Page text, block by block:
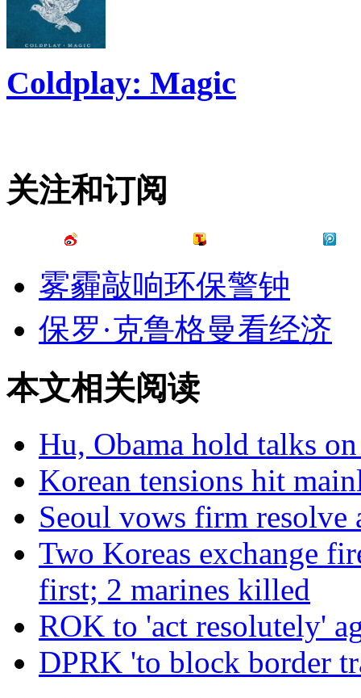
Coldplay: Magic
关注和订阅
雾霾敲响环保警钟
保罗·克鲁格曼看经济
本文相关阅读
Hu, Obama hold talks
Korean tensions hit
Seoul vows firm resolve
Two Koreas exchange
first; 2 marines killed
ROK to 'act resolutely'
DPRK 'to block border